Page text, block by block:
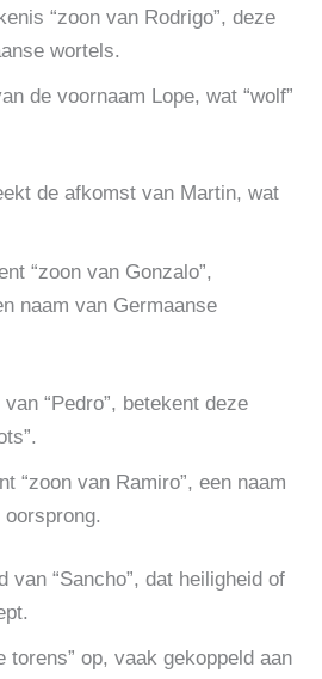
“zoon van Rodrigo”, deze
wortels.
de voornaam Lope, wat “wolf”
de afkomst van Martin, wat
“zoon van Gonzalo”,
naam van Germaanse
“Pedro”, betekent deze
“zoon van Ramiro”, een naam
van “Sancho”, dat heiligheid of
torens” op, vaak gekoppeld aan